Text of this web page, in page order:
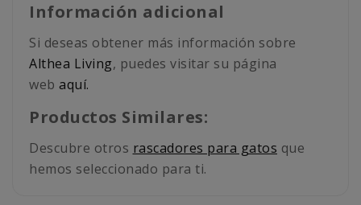
Información adicional
Si deseas obtener más información sobre
Althea Living, puedes visitar su página
web aquí.
Productos Similares:
Descubre otros rascadores para gatos que
hemos seleccionado para ti.